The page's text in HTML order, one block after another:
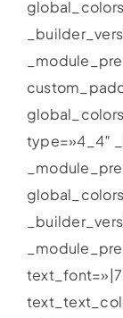
type=»4_4″